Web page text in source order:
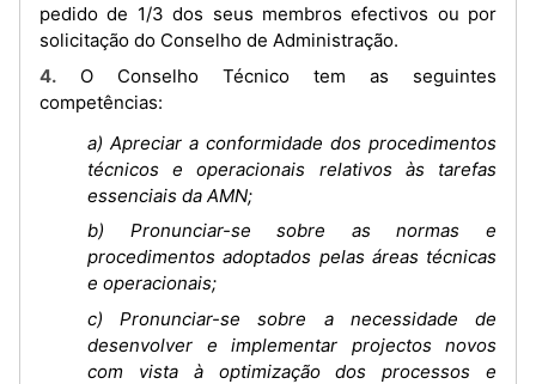
pedido de 1/3 dos seus membros efectivos ou por
solicitação do Conselho de Administração.
4. O Conselho Técnico tem as seguintes
competências:
a) Apreciar a conformidade dos procedimentos
técnicos e operacionais relativos às tarefas
essenciais da AMN;
b) Pronunciar-se sobre as normas e
procedimentos adoptados pelas áreas técnicas
e operacionais;
c) Pronunciar-se sobre a necessidade de
desenvolver e implementar projectos novos
com vista à optimização dos processos e